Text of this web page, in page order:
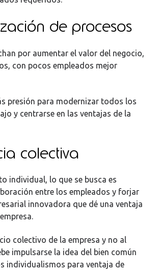
de procesos
por aumentar el valor del negocio,
con pocos empleados mejor
presión para modernizar todos los
y centrarse en las ventajas de la
colectiva
individual, lo que se busca es
entre los empleados y forjar
innovadora que dé una ventaja
colectivo de la empresa y no al
impulsarse la idea del bien común
individualismos para ventaja de